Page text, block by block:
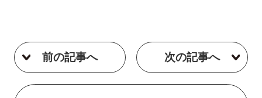
前の記事へ 次の記事へ